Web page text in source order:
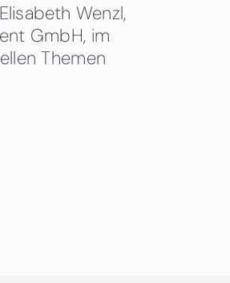
Wenzl,
GmbH, im
Themen